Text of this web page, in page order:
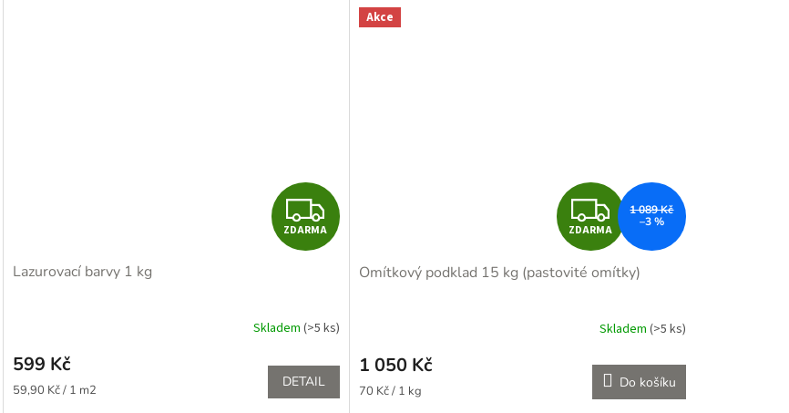
Z
D
R
M
A
ZDARMA
Lazurovací barvy 1 kg
produktu
je
2,0
Skladem (>5 ks)
599 Kč
Měrná
59,90 Kč / 1 m2 DETAIL
Akce
Z
D
A
R
M
A
ZDARMA
1 089 Kč
–3 %
Omítkový podklad 15 kg (pastovité omítky)
Skladem (>5 ks)
1 050 Kč
Měrná
70 Kč / 1 kg Do košíku